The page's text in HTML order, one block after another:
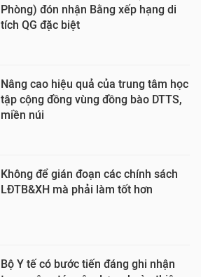
Phòng) đón nhận Bằng xếp hạng di
tích QG đặc biệt
Nâng cao hiệu quả của trung tâm học
tập cộng đồng vùng đồng bào DTTS,
miền núi
Không để gián đoạn các chính sách
LĐTB&XH mà phải làm tốt hơn
Bộ Y tế có bước tiến đáng ghi nhận